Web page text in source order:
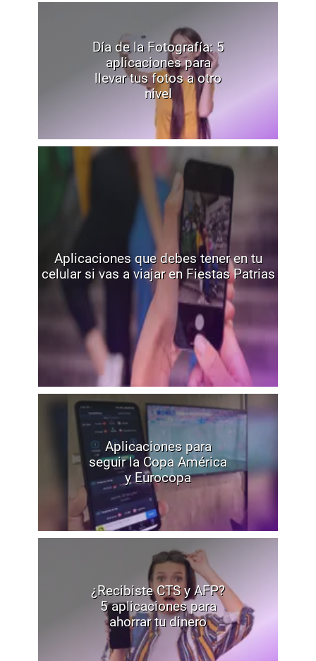
Día de la Fotografía: 5
aplicaciones para
llevar tus fotos a otro
nivel
Aplicaciones que debes tener en tu
celular si vas a viajar en Fiestas Patrias
Aplicaciones para
seguir la Copa América
y Eurocopa
¿Recibiste CTS y AFP?
5 aplicaciones para
ahorrar tu dinero